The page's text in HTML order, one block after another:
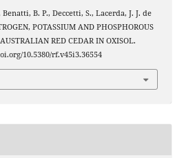
B. P., Deccetti, S., Lacerda, J. J. de
POTASSIUM AND PHOSPHOROUS
RED CEDAR IN OXISOL.
10.5380/rf.v45i3.36554